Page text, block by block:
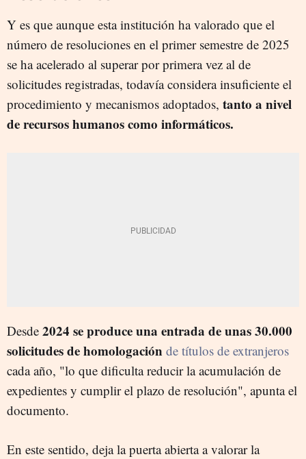
Y es que aunque esta institución ha valorado que el
número de resoluciones en el primer semestre de 2025
se ha acelerado al superar por primera vez al de
solicitudes registradas, todavía considera insuficiente el
procedimiento y mecanismos adoptados, tanto a nivel
de recursos humanos como informáticos.
Desde 2024 se produce una entrada de unas 30.000
solicitudes de homologación de títulos de extranjeros
cada año, "lo que dificulta reducir la acumulación de
expedientes y cumplir el plazo de resolución", apunta el
documento.
En este sentido, deja la puerta abierta a valorar la